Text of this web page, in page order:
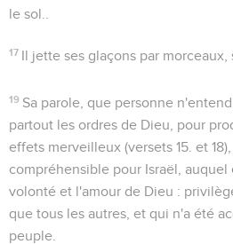
le sol..
17 Il jette ses glaçons par morceaux
19 Sa parole , que personne
partout les ordres de Dieu, pour
effets merveilleux (versets 15. et
compréhensible pour Israël,
volonté et l'amour de Dieu :
que tous les autres, et qui n'a été
peuple.